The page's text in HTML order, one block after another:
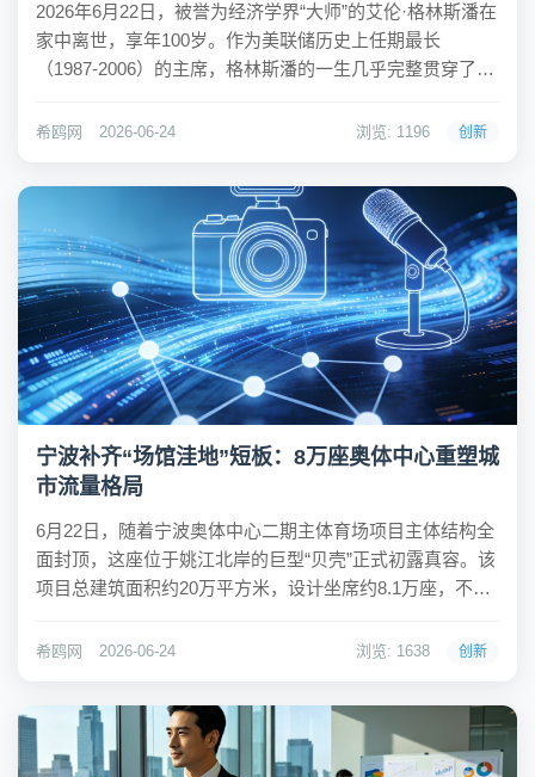
2026年6月22日，被誉为经济学界“大师”的艾伦·格林斯潘在
家中离世，享年100岁。作为美联储历史上任期最长
（1987-2006）的主席，格林斯潘的一生几乎完整贯穿了美
是自由市场最坚定的捍卫者，以精准的数据分析和高超的
希鸥网 2026-06-24 浏览: 1196 创新
宁波补齐“场馆洼地”短板：8万座奥体中心重塑城
市流量格局
6月22日，随着宁波奥体中心二期主体育场项目主体结构全
面封顶，这座位于姚江北岸的巨型“贝壳”正式初露真容。该
项目总建筑面积约20万平方米，设计坐席约8.1万座，不仅
梯队。作为集顶级赛事、文化演艺及全民健身于一体的大
希鸥网 2026-06-24 浏览: 1638 创新